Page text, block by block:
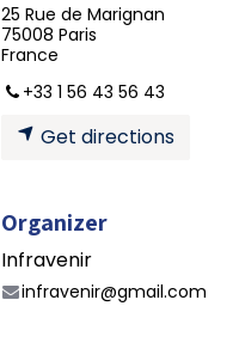
25 Rue de Marignan
75008 Paris
France
+33 1 56 43 56 43
Get directions
Organizer
Infravenir
infravenir@gmail.com